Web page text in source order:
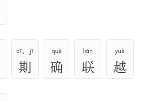
qī、jī
期
què
确
lián
联
yuè
越